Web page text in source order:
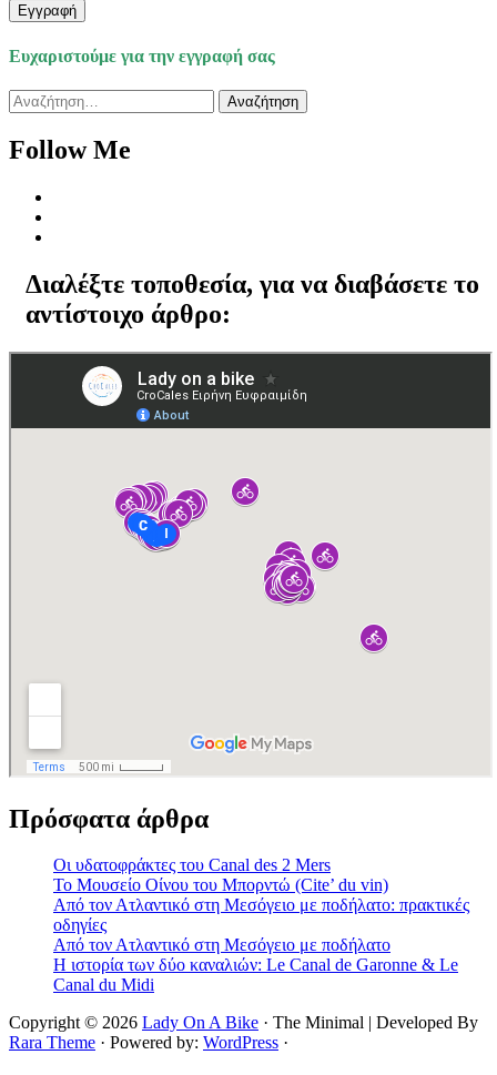
Εγγραφή
Ευχαριστούμε για την εγγραφή σας
Αναζήτηση
για:
Follow Me
Διαλέξτε τοποθεσία, για να διαβάσετε το
αντίστοιχο άρθρο:
Πρόσφατα άρθρα
Οι υδατοφράκτες του Canal des 2 Mers
Το Μουσείο Οίνου του Μπορντώ (Cite’ du vin)
Από τον Ατλαντικό στη Μεσόγειο με ποδήλατο: πρακτικές
οδηγίες
Από τον Ατλαντικό στη Μεσόγειο με ποδήλατο
Η ιστορία των δύο καναλιών: Le Canal de Garonne & Le
Canal du Midi
Copyright © 2026 Lady On A Bike · The Minimal | Developed By
Rara Theme · Powered by: WordPress ·